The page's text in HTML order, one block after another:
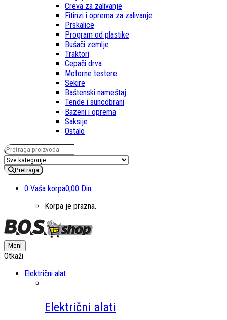
Creva za zalivanje
Fitinzi i oprema za zalivanje
Prskalice
Program od plastike
Bušači zemlje
Traktori
Cepači drva
Motorne testere
Sekire
Baštenski nameštaj
Tende i suncobrani
Bazeni i oprema
Saksije
Ostalo
Pretraga za:
Pretraga
0 Vaša korpa0,00 Din
Korpa je prazna.
Meni
Otkaži
Električni alat
Električni alati